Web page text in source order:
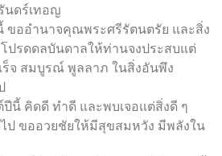
นดร์เทอญ
ขออำนาจคุณพระศรีรัตนตรัย และสิ่ง
ปรดดลบันดาลให้ท่านจงประสบแต่
จ สมบูรณ์ พูลลาภ ในสิ่งอันพึง
นี้ คิดดี ทำดี และพบเจอแต่สิ่งดี ๆ
ป ขออวยชัยให้มีสุขสมหวัง มีพลังใน